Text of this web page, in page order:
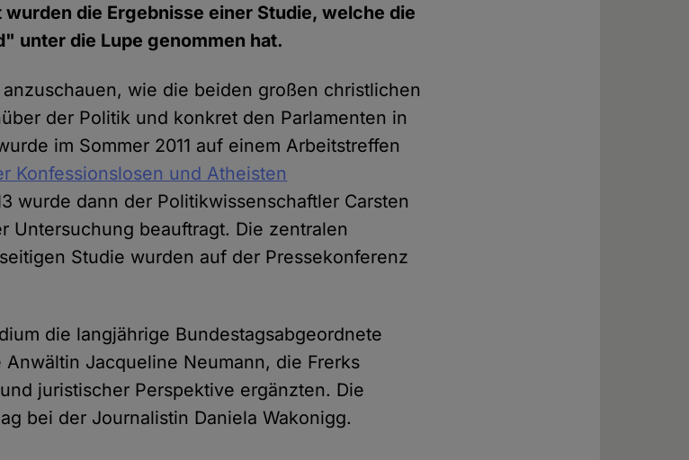
die Ergebnisse einer Studie, welche die
unter die Lupe genommen hat.
wie die beiden großen christlichen
der Politik und konkret den Parlamenten in
im Sommer 2011 auf einem Arbeitstreffen
Konfessionslosen und Atheisten
wurde dann der Politikwissenschaftler Carsten
Untersuchung beauftragt. Die zentralen
Studie wurden auf der Pressekonferenz
die langjährige Bundestagsabgeordnete
Jacqueline Neumann, die Frerks
juristischer Perspektive ergänzten. Die
bei der Journalistin Daniela Wakonigg.